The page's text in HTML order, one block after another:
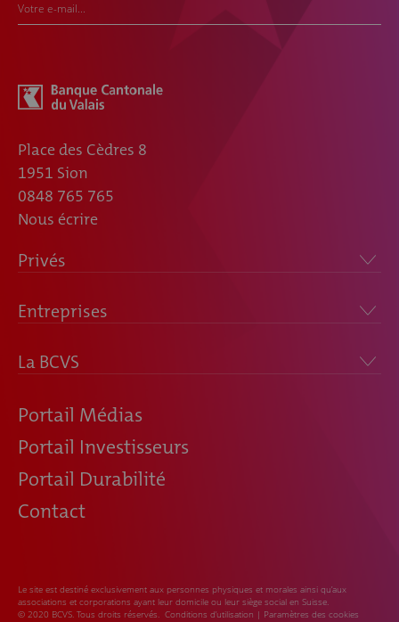
Votre e-mail...
Place des Cèdres 8
1951 Sion
0848 765 765
Nous écrire
Privés
Entreprises
La BCVS
Portail Médias
Portail Investisseurs
Portail Durabilité
Contact
Le site est destiné exclusivement aux personnes physiques et morales ainsi qu’aux
associations et corporations ayant leur domicile ou leur siège social en Suisse.
© 2020 BCVS. Tous droits réservés. Conditions d’utilisation | Paramètres des cookies